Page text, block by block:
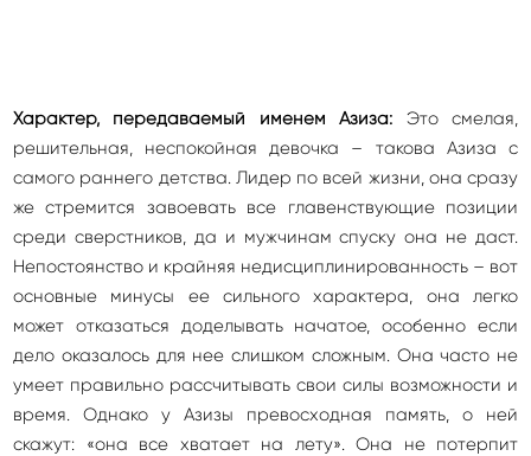
Характер, передаваемый именем Азиза: Это смелая,
решительная, неспокойная девочка – такова Азиза с
самого раннего детства. Лидер по всей жизни, она сразу
же стремится завоевать все главенствующие позиции
среди сверстников, да и мужчинам спуску она не даст.
Непостоянство и крайняя недисциплинированность – вот
основные минусы ее сильного характера, она легко
может отказаться доделывать начатое, особенно если
дело оказалось для нее слишком сложным. Она часто не
умеет правильно рассчитывать свои силы возможности и
время. Однако у Азизы превосходная память, о ней
скажут: «она все хватает на лету». Она не потерпит